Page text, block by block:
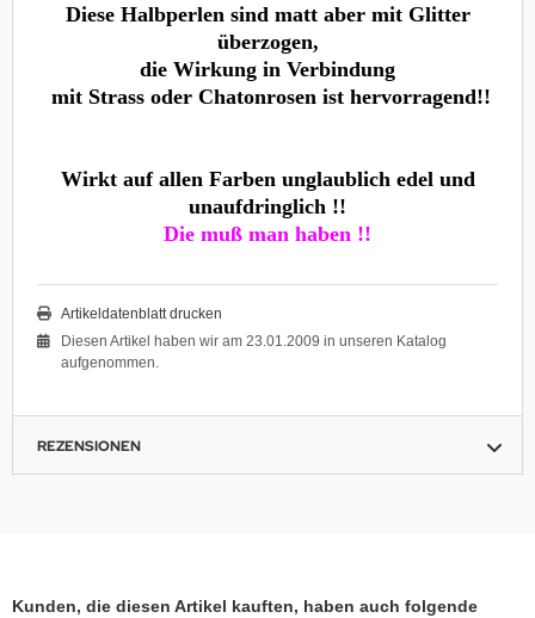
Diese Halbperlen sind matt aber mit Glitter
überzogen,
die Wirkung in Verbindung
mit Strass oder Chatonrosen ist hervorragend!!
Wirkt auf allen Farben unglaublich edel und
unaufdringlich !!
Die muß man haben !!
Artikeldatenblatt drucken
Diesen Artikel haben wir am 23.01.2009 in unseren Katalog
aufgenommen.
REZENSIONEN
Kunden, die diesen Artikel kauften, haben auch folgende